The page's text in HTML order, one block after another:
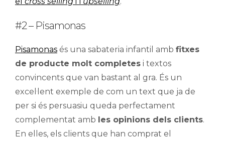
#2 – Pisamonas
Pisamonas és una sabateria infantil amb fitxes
de producte molt completes i textos
convincents que van bastant al gra. És un
excel·lent exemple de com un text que ja de
per si és persuasiu queda perfectament
complementat amb les opinions dels clients.
En elles, els clients que han comprat el